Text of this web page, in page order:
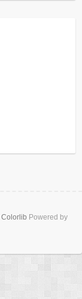
Colorlib Powered by